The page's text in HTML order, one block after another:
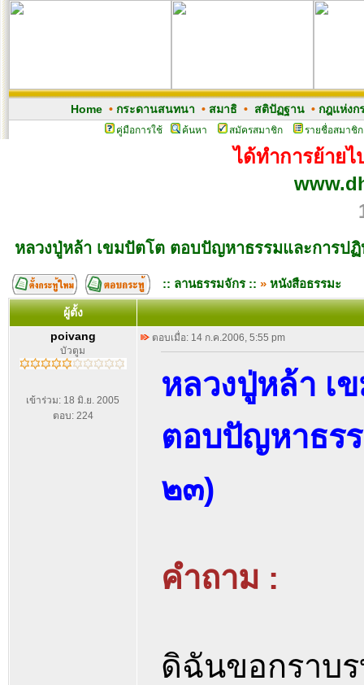
Home •กระดานสนทนา • สมาธิ • สติปัฏฐาน •กฎแห่งก
คู่มือการใช้ ค้นหา สมัครสมาชิก รายชื่อสมาชิก
ได้ทำการย้าย
หลวงปู่หล้า เขมปัตโต ตอบปัญหาธรรมและการป
:: ลานธรรมจักร :: » หนังสือธรรมะ
ผู้ตั้ง
poivang
บัวตูม
เข้าร่วม: 18 มิ.ย. 2005
ตอบ: 224
ตอบเมื่อ: 14 ก.ค.2006, 5:55 pm
หลวงปู่หล้า เ
ตอบปัญหาธร
๒๓)
คำถาม :
ดิฉันขอกราบ